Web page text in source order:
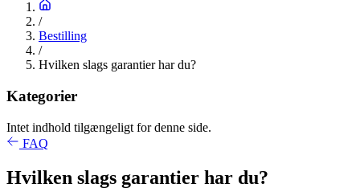
/
Bestilling
/
Hvilken slags garantier har du?
Kategorier
Intet indhold tilgængeligt for denne side.
FAQ
Hvilken slags garantier har du?